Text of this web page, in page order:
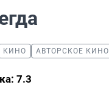
КИНО АВТОРСКОЕ КИНО
7.3